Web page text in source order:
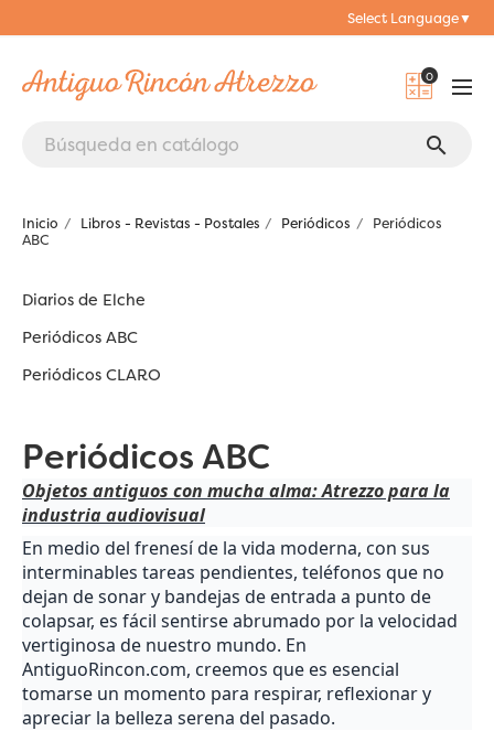
Select Language▼
0
search
Inicio Libros - Revistas - Postales Periódicos
Periódicos
ABC
Diarios de Elche
Periódicos ABC
Periódicos CLARO
Periódicos ABC
Objetos antiguos con mucha alma: Atrezzo para la
industria audiovisual
En medio del frenesí de la vida moderna, con sus
interminables tareas pendientes, teléfonos que no
dejan de sonar y bandejas de entrada a punto de
colapsar, es fácil sentirse abrumado por la velocidad
vertiginosa de nuestro mundo. En
AntiguoRincon.com, creemos que es esencial
tomarse un momento para respirar, reflexionar y
apreciar la belleza serena del pasado.